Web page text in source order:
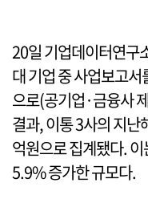
20일 기업데이터연구
대 기업 중 사업보고
으로(공기업·금융사
결과, 이통 3사의 지
억원으로 집계됐다.
5.9% 증가한 규모다.